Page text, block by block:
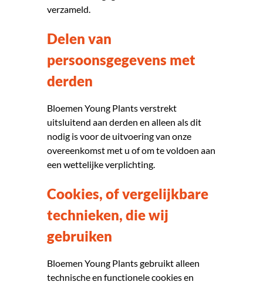
verzameld.
Delen van
persoonsgegevens met
derden
Bloemen Young Plants verstrekt
uitsluitend aan derden en alleen als dit
nodig is voor de uitvoering van onze
overeenkomst met u of om te voldoen aan
een wettelijke verplichting.
Cookies, of vergelijkbare
technieken, die wij
gebruiken
Bloemen Young Plants gebruikt alleen
technische en functionele cookies en